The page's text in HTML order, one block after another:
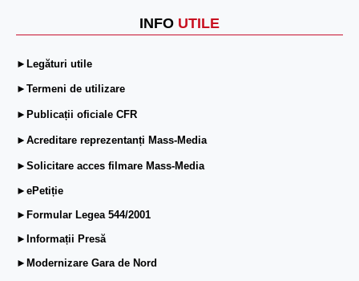
INFO UTILE
►Legături utile
►Termeni de utilizare
►Publicații oficiale CFR
►Acreditare reprezentanți Mass-Media
►Solicitare acces filmare Mass-Media
►ePetiție
►Formular Legea 544/2001
►Informații Presă
►Modernizare Gara de Nord